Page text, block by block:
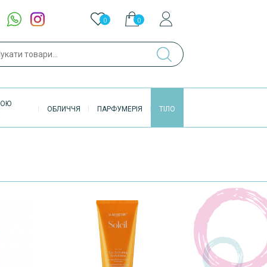
0 0
ОБЛИЧЧЯ ПАРФУМЕРІЯ ТІЛО
- 20% - 20%